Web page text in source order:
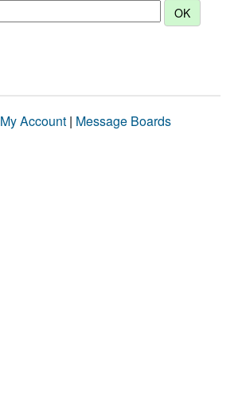
My Account | Message Boards